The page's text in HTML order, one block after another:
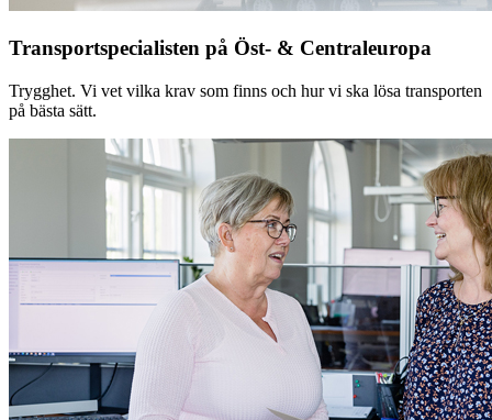
Transportspecialisten på Öst- & Centraleuropa
Trygghet. Vi vet vilka krav som finns och hur vi ska lösa transporten
på bästa sätt.